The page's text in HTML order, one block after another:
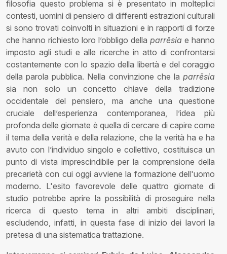
filosofia questo problema si è presentato in molteplici
contesti, uomini di pensiero di differenti estrazioni culturali
si sono trovati coinvolti in situazioni e in rapporti di forze
che hanno richiesto loro l’obbligo della parrēsia e hanno
imposto agli studi e alle ricerche in atto di confrontarsi
costantemente con lo spazio della libertà e del coraggio
della parola pubblica. Nella convinzione che la parrēsia
sia non solo un concetto chiave della tradizione
occidentale del pensiero, ma anche una questione
cruciale dell’esperienza contemporanea, l’idea più
profonda delle giornate è quella di cercare di capire come
il tema della verità e della relazione, che la verità ha e ha
avuto con l’individuo singolo e collettivo, costituisca un
punto di vista imprescindibile per la comprensione della
precarietà con cui oggi avviene la formazione dell'uomo
moderno. L'esito favorevole delle quattro giornate di
studio potrebbe aprire la possibilità di proseguire nella
ricerca di questo tema in altri ambiti disciplinari,
escludendo, infatti, in questa fase di inizio dei lavori la
pretesa di una sistematica trattazione.